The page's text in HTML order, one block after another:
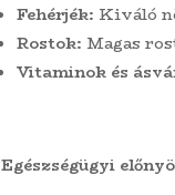
Fehérjék: Kiváló
Rostok: Magas
Vitaminok és
Egészségügyi